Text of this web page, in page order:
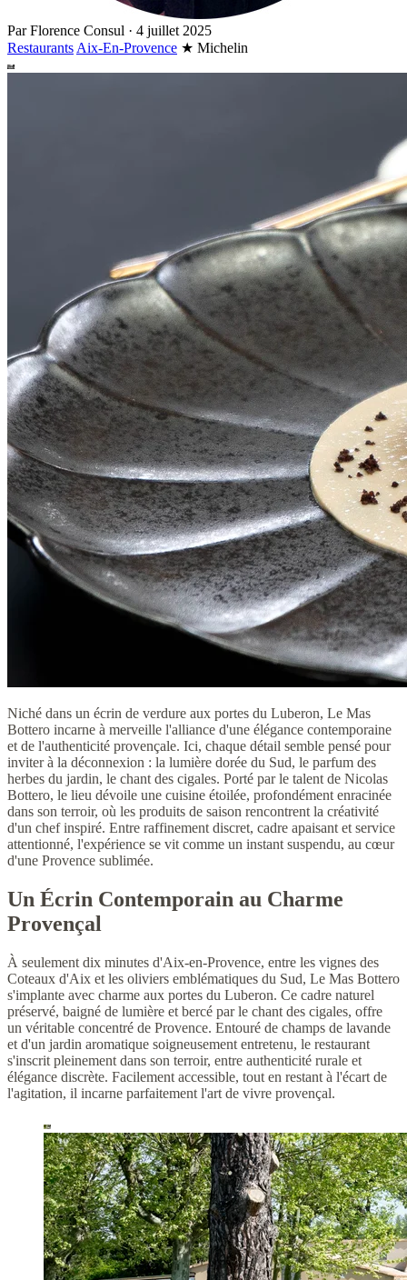
ParFlorence Consul · 4 juillet 2025
Restaurants Aix-En-Provence ★ Michelin
Niché dans un écrin de verdure aux portes du Luberon, Le Mas
Bottero incarne à merveille l'alliance d'une élégance contemporaine
et de l'authenticité provençale. Ici, chaque détail semble pensé pour
inviter à la déconnexion : la lumière dorée du Sud, le parfum des
herbes du jardin, le chant des cigales. Porté par le talent de Nicolas
Bottero, le lieu dévoile une cuisine étoilée, profondément enracinée
dans son terroir, où les produits de saison rencontrent la créativité
d'un chef inspiré. Entre raffinement discret, cadre apaisant et service
attentionné, l'expérience se vit comme un instant suspendu, au cœur
d'une Provence sublimée.
Un Écrin Contemporain au Charme
Provençal
À seulement dix minutes d'Aix-en-Provence, entre les vignes des
Coteaux d'Aix et les oliviers emblématiques du Sud, Le Mas Bottero
s'implante avec charme aux portes du Luberon. Ce cadre naturel
préservé, baigné de lumière et bercé par le chant des cigales, offre
un véritable concentré de Provence. Entouré de champs de lavande
et d'un jardin aromatique soigneusement entretenu, le restaurant
s'inscrit pleinement dans son terroir, entre authenticité rurale et
élégance discrète. Facilement accessible, tout en restant à l'écart de
l'agitation, il incarne parfaitement l'art de vivre provençal.